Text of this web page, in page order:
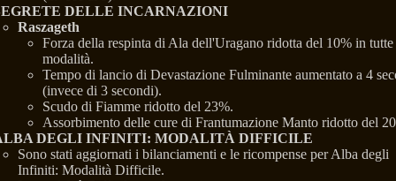
DELLE INCARNAZIONI
Raszageth
Forza della respinta di Ala dell'Uragano ridotta del 10% in tutte
modalità.
Tempo di lancio di Devastazione Fulminante aumentato a 4
(invece di 3 secondi).
Scudo di Fiamme ridotto del 23%.
Assorbimento delle cure di Frantumazione Manto ridotto del
DEGLI INFINITI: MODALITÀ DIFFICILE
Sono stati aggiornati i bilanciamenti e le ricompense per Alba degli
Infiniti: Modalità Difficile.